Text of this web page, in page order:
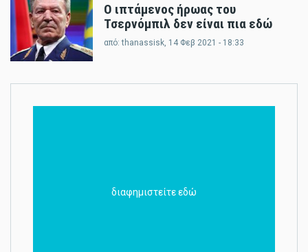
Ο ιπτάμενος ήρωας του
Τσερνόμπιλ δεν είναι πια εδώ
από:thanassisk, 14 Φεβ 2021 - 18:33
διαφημιστείτε εδώ